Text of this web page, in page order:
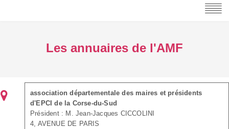
Les annuaires de l'AMF
association départementale des maires et présidents
d'EPCI de la Corse-du-Sud
Président : M. Jean-Jacques CICCOLINI
4, AVENUE DE PARIS